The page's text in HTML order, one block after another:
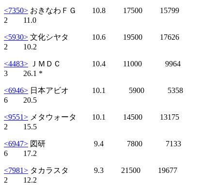
<7350> おきなわＦＧ 10.8 17500 15799
2 11.0
<5930> 文化シヤタ 10.6 19500 17626
2 10.2
<4483> ＪＭＤＣ 10.4 11000 9964
3 26.1 *
<6946> 日本アビオ 10.1 5900 5358
6 20.5
<9551> メタウォータ 10.1 14500 13175
2 15.5
<6947> 図研 9.4 7800 7133
6 17.2
<7981> タカラスタ 9.3 21500 19677
2 12.2